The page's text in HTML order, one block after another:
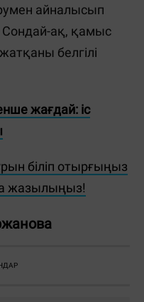
айналысып
Сондай-ақ, қамыс
белгілі
жағдай: іс
біліп отырғыңыз
жазылыңыз!